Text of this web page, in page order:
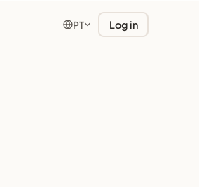
PT Log in